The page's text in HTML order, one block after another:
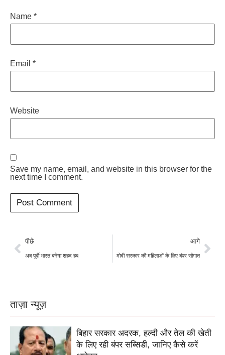
Name *
Email *
Website
Save my name, email, and website in this browser for the
next time I comment.
पीछे
अब पूर्वी भारत बनेगा शहद हब
आगे
मोदी सरकार की महिलाओं के लिए बंपर सौगात
ताज़ा न्यूज़
बिहार सरकार अदरक, हल्दी और तेल की खेती
के लिए रही बंपर सब्सिडी, जानिए कैसे करें